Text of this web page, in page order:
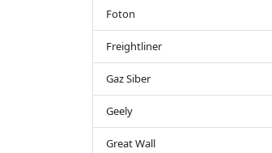
Foton
Freightliner
Gaz Siber
Geely
Great Wall